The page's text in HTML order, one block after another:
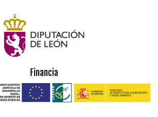
Financia